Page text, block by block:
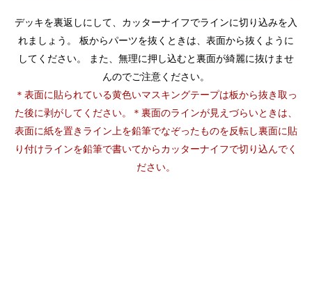
デッキを裏返しにして、カッターナイフでラインに切り込みを入
れましょう。
板からパーツを抜くときは、表面から抜くように
してください。
また、無理に押し込むと裏面が綺麗に抜けませ
んのでご注意ください。
＊表面に貼られている黄色いマスキングテープは板から抜き取っ
た後に剥がしてください。＊裏面のラインが見えづらいときは、
表面に紙を置きライン上を鉛筆でなぞったものを反転し裏面に貼
り付けラインを鉛筆で書いてからカッターナイフで切り込んでく
ださい。